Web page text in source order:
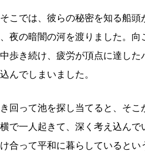
こでは、彼らの秘密を知る船頭
夜の暗闇の河を渡りました。
歩き続け、疲労が頂点に達し
んでしまいました。
回って池を探し当てると、そこ
で一人起きて、深く考え込んで
合って平和に暮らしていると